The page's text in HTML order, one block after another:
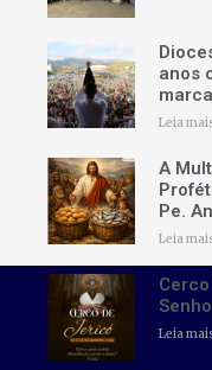
anos
Leia
A
Pe.
Leia
Leia